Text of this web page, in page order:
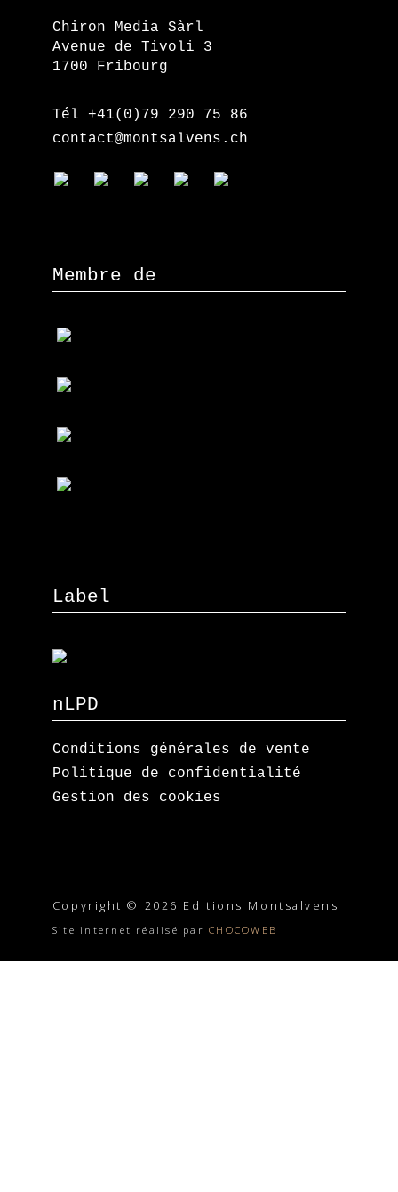
Chiron Media Sàrl
Avenue de Tivoli 3
1700 Fribourg
Tél +41(0)79 290 75 86
contact@montsalvens.ch
Membre de
Label
nLPD
Conditions générales de vente
Politique de confidentialité
Gestion des cookies
Copyright © 2026 Editions Montsalvens
Site internet réalisé parCHOCOWEB